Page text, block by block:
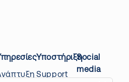
Υποστήριξη
Support
Social
media